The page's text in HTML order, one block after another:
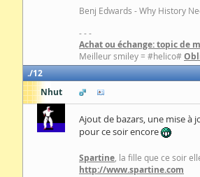
Benj Edwards - Why History
- - -
Achat ou échange: topic de
Meilleur smiley = #helico#
12
Nhut
Ajout de bazars, une mise à
pour ce soir encore
Spartine, la fille que ce soir
http://www.spartine.com